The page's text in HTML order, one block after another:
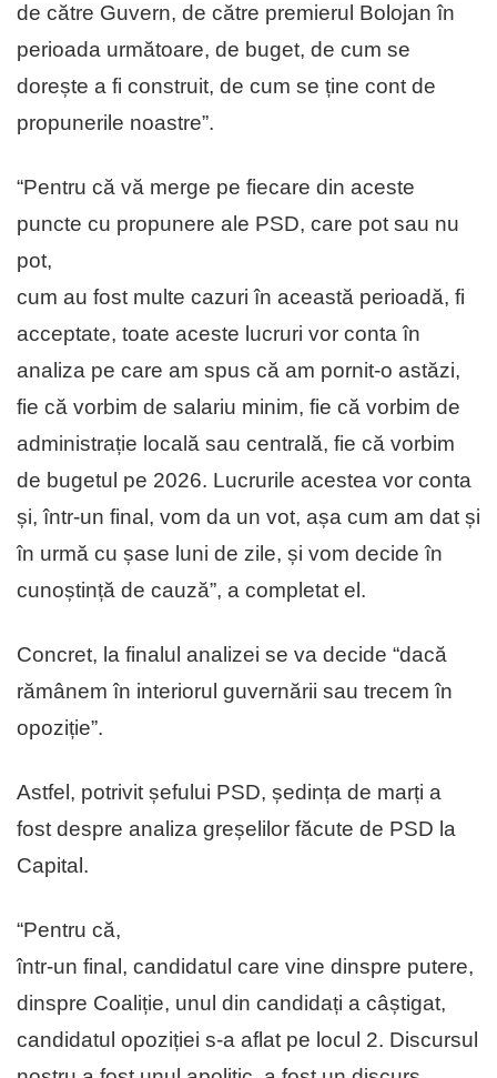
de către Guvern, de către premierul Bolojan în
perioada următoare, de buget, de cum se
dorește a fi construit, de cum se ține cont de
propunerile noastre”.
“Pentru că vă merge pe fiecare din aceste
puncte cu propunere ale PSD, care pot sau nu
pot,
cum au fost multe cazuri în această perioadă, fi
acceptate, toate aceste lucruri vor conta în
analiza pe care am spus că am pornit-o astăzi,
fie că vorbim de salariu minim, fie că vorbim de
administrație locală sau centrală, fie că vorbim
de bugetul pe 2026. Lucrurile acestea vor conta
și, într-un final, vom da un vot, așa cum am dat și
în urmă cu șase luni de zile, și vom decide în
cunoștință de cauză”, a completat el.
Concret, la finalul analizei se va decide “dacă
rămânem în interiorul guvernării sau trecem în
opoziție”.
Astfel, potrivit șefului PSD, ședința de marți a
fost despre analiza greșelilor făcute de PSD la
Capital.
“Pentru că,
într-un final, candidatul care vine dinspre putere,
dinspre Coaliție, unul din candidați a câștigat,
candidatul opoziției s-a aflat pe locul 2. Discursul